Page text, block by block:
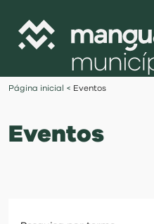
Página inicial < Eventos
Eventos